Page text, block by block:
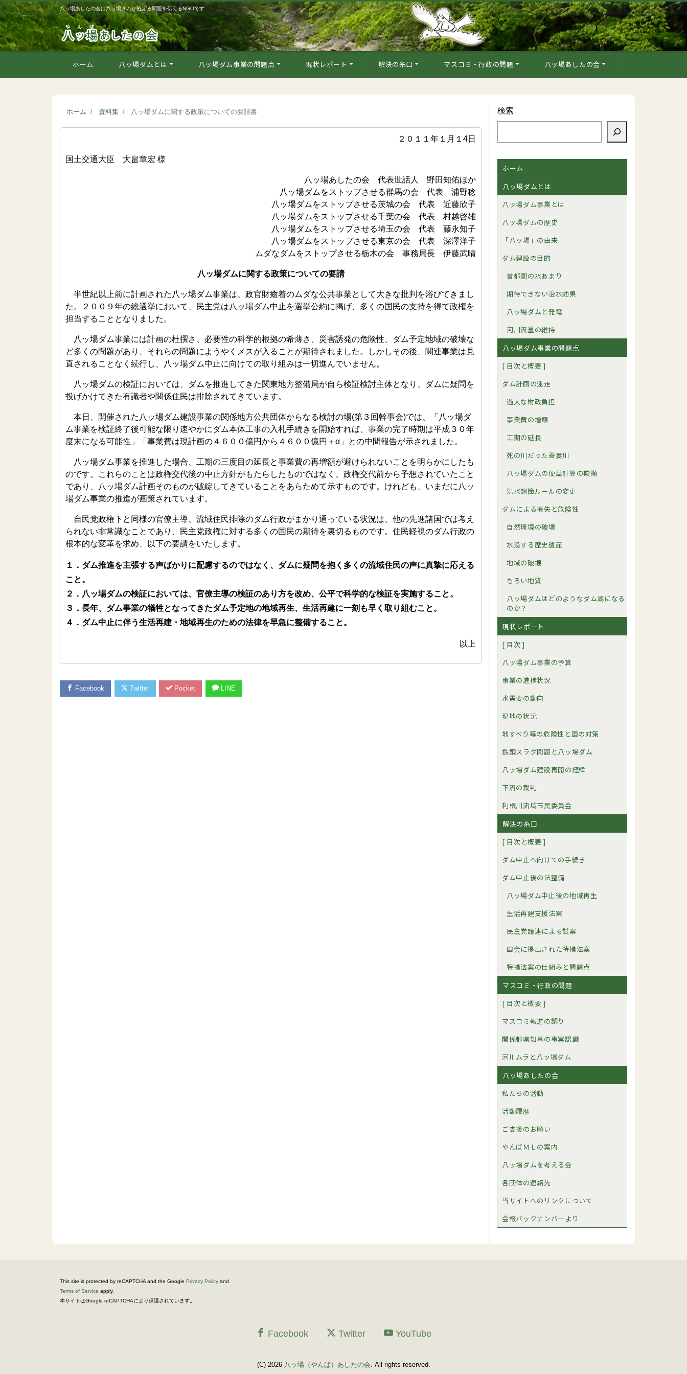
八ッ場あしたの会は八ッ場ダムが抱える問題を伝えるNGOです
ホーム 八ッ場ダムとは 八ッ場ダム事業の問題点 現状レポート 解決の糸口 マスコミ・行政の問題 八ッ場あしたの会
ホーム 資料集 八ッ場ダムに関する政策についての要請書
２０１１年１月１4日
国土交通大臣 大畠章宏 様
八ッ場あしたの会 代表世話人 野田知佑ほか
八ッ場ダムをストップさせる群馬の会 代表 浦野稔
八ッ場ダムをストップさせる茨城の会 代表 近藤欣子
八ッ場ダムをストップさせる千葉の会 代表 村越啓雄
八ッ場ダムをストップさせる埼玉の会 代表 藤永知子
八ッ場ダムをストップさせる東京の会 代表 深澤洋子
ムダなダムをストップさせる栃木の会 事務局長 伊藤武晴
八ッ場ダムに関する政策についての要請
半世紀以上前に計画された八ッ場ダム事業は、政官財癒着のムダな公共事業として大きな批判を浴びてきまし
た。２００９年の総選挙において、民主党は八ッ場ダム中止を選挙公約に掲げ、多くの国民の支持を得て政権を
担当することとなりました。
八ッ場ダム事業には計画の杜撰さ、必要性の科学的根拠の希薄さ、災害誘発の危険性、ダム予定地域の破壊な
ど多くの問題があり、それらの問題にようやくメスが入ることが期待されました。しかしその後、関連事業は見
直されることなく続行し、八ッ場ダム中止に向けての取り組みは一切進んでいません。
八ッ場ダムの検証においては、ダムを推進してきた関東地方整備局が自ら検証検討主体となり、ダムに疑問を
投げかけてきた有識者や関係住民は排除されてきています。
本日、開催された八ッ場ダム建設事業の関係地方公共団体からなる検討の場(第３回幹事会)では、「八ッ場ダ
ム事業を検証終了後可能な限り速やかにダム本体工事の入札手続きを開始すれば、事業の完了時期は平成３０年
度末になる可能性」「事業費は現計画の４６００億円から４６００億円＋α」との中間報告が示されました。
八ッ場ダム事業を推進した場合、工期の三度目の延長と事業費の再増額が避けられないことを明らかにしたも
のです。これらのことは政権交代後の中止方針がもたらしたものではなく、政権交代前から予想されていたこと
であり、八ッ場ダム計画そのものが破綻してきていることをあらためて示すものです。けれども、いまだに八ッ
場ダム事業の推進が画策されています。
自民党政権下と同様の官僚主導、流域住民排除のダム行政がまかり通っている状況は、他の先進諸国では考え
られない非常識なことであり、民主党政権に対する多くの国民の期待を裏切るものです。住民軽視のダム行政の
根本的な変革を求め、以下の要請をいたします。
１．ダム推進を主張する声ばかりに配慮するのではなく、ダムに疑問を抱く多くの流域住民の声に真摯に応える
こと。
２．八ッ場ダムの検証においては、官僚主導の検証のあり方を改め、公平で科学的な検証を実施すること。
３．長年、ダム事業の犠牲となってきたダム予定地の地域再生、生活再建に一刻も早く取り組むこと。
４．ダム中止に伴う生活再建・地域再生のための法律を早急に整備すること。
以上
Facebook Twitter Pocket LINE
検索
ホーム
八ッ場ダムとは
八ッ場ダム事業とは
八ッ場ダムの歴史
「八ッ場」の由来
ダム建設の目的
首都圏の水あまり
期待できない治水効果
八ッ場ダムと発電
河川流量の維持
八ッ場ダム事業の問題点
[ 目次と概要 ]
ダム計画の迷走
過大な財政負担
事業費の増額
工期の延長
死の川だった吾妻川
八ッ場ダムの便益計算の欺瞞
洪水調節ルールの変更
ダムによる損失と危険性
自然環境の破壊
水没する歴史遺産
地域の破壊
もろい地質
八ッ場ダムはどのようなダム湖になる
のか？
現状レポート
[ 目次 ]
八ッ場ダム事業の予算
事業の進捗状況
水需要の動向
現地の状況
地すべり等の危険性と国の対策
鉄鋼スラグ問題と八ッ場ダム
八ッ場ダム建設再開の経緯
下流の裁判
利根川流域市民委員会
解決の糸口
[ 目次と概要 ]
ダム中止へ向けての手続き
ダム中止後の法整備
八ッ場ダム中止後の地域再生
生活再建支援法案
民主党議連による試案
国会に提出された特措法案
特措法案の仕組みと問題点
マスコミ・行政の問題
[ 目次と概要 ]
マスコミ報道の誤り
関係都県知事の事実認識
河川ムラと八ッ場ダム
八ッ場あしたの会
私たちの活動
活動履歴
ご支援のお願い
やんばＭＬの案内
八ッ場ダムを考える会
各団体の連絡先
当サイトへのリンクについて
会報バックナンバーより
This site is protected by reCAPTCHA and the Google Privacy Policy and
Terms of Service apply.
本サイトはGoogle reCAPTCHAにより保護されています。
Facebook Twitter YouTube
(C) 2026 八ッ場（やんば）あしたの会. All rights reserved.